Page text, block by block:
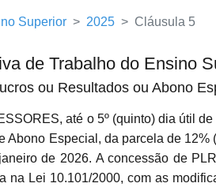
Superior 2025 Cláusula 5
de Trabalho do Ensino
ou Resultados ou Abono
até o 5º (quinto) dia útil
Abono Especial, da parcela de 12%
de 2026. A concessão de
na Lei 10.101/2000, com as